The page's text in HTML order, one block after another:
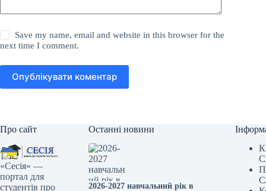
Save my name, email and website in this browser for the
next time I comment.
Опублікувати коментар
Про сайт
«Сесія» —
портал для
студентів про
Останні новини
2026-2027 навчальний рік в